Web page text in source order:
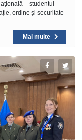
– studentul
ordine și securitate
Mai multe